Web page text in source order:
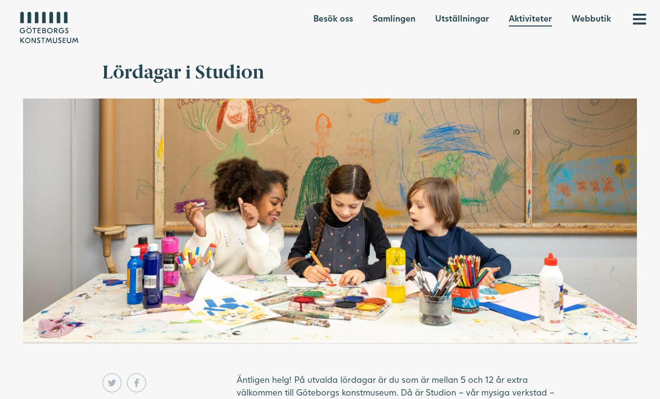
Besök oss Samlingen Utställningar Aktiviteter Webbutik
Lördagar i Studion
Äntligen helg! På utvalda lördagar är du som är mellan 5 och 12 år extra
välkommen till Göteborgs konstmuseum. Då är Studion – vår mysiga verkstad –